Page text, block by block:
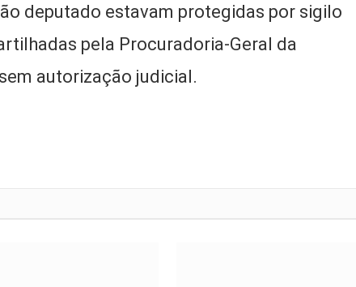
deputado estavam protegidas por sigilo
pela Procuradoria-Geral da
autorização judicial.